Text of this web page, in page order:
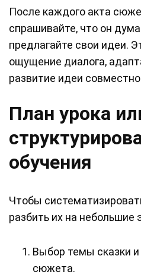
После каждого акта
спрашивайте, что он
предлагайте свои идеи.
ощущение диалога,
развитие идеи
План урока
обучения
Чтобы
разбить их на небольшие
Выбор темы сказки
сюжета.